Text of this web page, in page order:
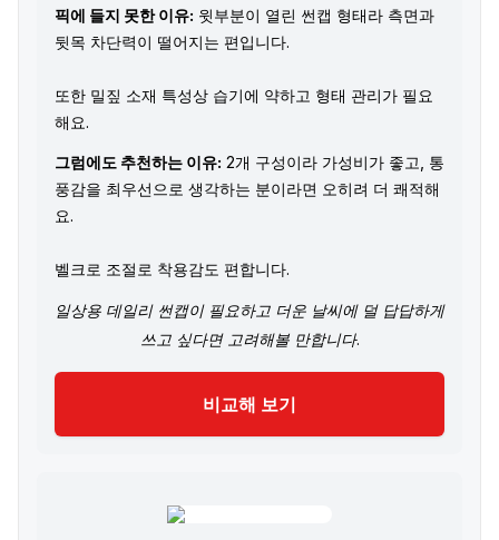
픽에 들지 못한 이유: 윗부분이 열린 썬캡 형태라 측면과
뒷목 차단력이 떨어지는 편입니다.
또한 밀짚 소재 특성상 습기에 약하고 형태 관리가 필요
해요.
그럼에도 추천하는 이유: 2개 구성이라 가성비가 좋고, 통
풍감을 최우선으로 생각하는 분이라면 오히려 더 쾌적해
요.
벨크로 조절로 착용감도 편합니다.
일상용 데일리 썬캡이 필요하고 더운 날씨에 덜 답답하게
쓰고 싶다면 고려해볼 만합니다.
비교해 보기